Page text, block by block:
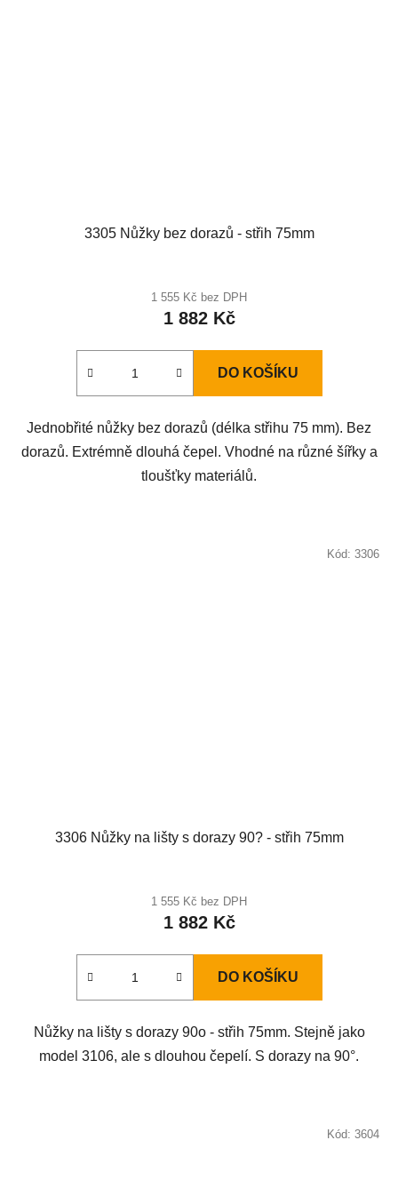
3305 Nůžky bez dorazů - střih 75mm
1 555 Kč bez DPH
1 882 Kč
DO KOŠÍKU
Jednobřité nůžky bez dorazů (délka střihu 75 mm). Bez
dorazů. Extrémně dlouhá čepel. Vhodné na různé šířky a
tloušťky materiálů.
3306 Nůžky na lišty s dorazy 90? - střih 75mm
1 555 Kč bez DPH
1 882 Kč
DO KOŠÍKU
Nůžky na lišty s dorazy 90o - střih 75mm. Stejně jako
model 3106, ale s dlouhou čepelí. S dorazy na 90°.
Kód: 3306
Kód: 3604